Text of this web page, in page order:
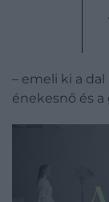
– emeli ki a
énekesnő és a